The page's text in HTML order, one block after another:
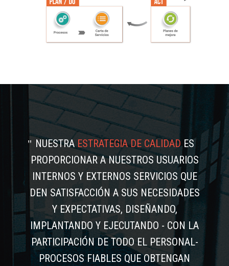
NUESTRAESTRATEGIA DE CALIDADES
PROPORCIONAR A NUESTROS USUARIOS
INTERNOS Y EXTERNOS SERVICIOS QUE
DEN SATISFACCIÓN A SUS NECESIDADES
Y EXPECTATIVAS, DISEÑANDO,
IMPLANTANDO Y EJECUTANDO - CON LA
PARTICIPACIÓN DE TODO EL PERSONAL-
PROCESOS FIABLES QUE OBTENGAN